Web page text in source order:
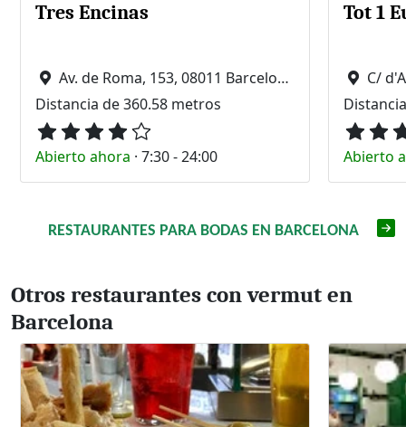
Tres Encinas
Av. de Roma, 153, 08011 Barcelona
Distancia de 360.58 metros
Abierto ahora · 7:30 - 24:00
Tot 1
C/
Abierto
RESTAURANTES PARA BODAS EN BARCELONA
Otros restaurantes con vermut en
Barcelona